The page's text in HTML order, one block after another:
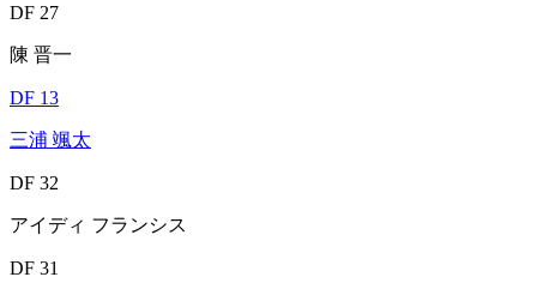
DF 27
陳 晋一
DF 13
三浦 颯太
DF 32
アイディ フランシス
DF 31